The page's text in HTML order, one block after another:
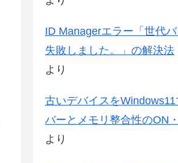
ID Managerエラー「世代
失敗しました。」の解決法
より
古いデバイスを
バーとメモリ整合性のON
より